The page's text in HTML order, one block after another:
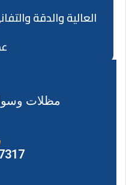
العالية والدقة
مظلات